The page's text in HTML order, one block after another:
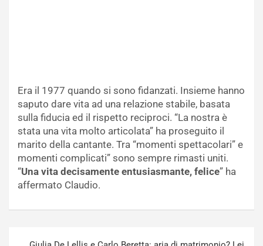
Era il 1977 quando si sono fidanzati. Insieme hanno
saputo dare vita ad una relazione stabile, basata
sulla fiducia ed il rispetto reciproci. “La nostra è
stata una vita molto articolata” ha proseguito il
marito della cantante. Tra “momenti spettacolari” e
momenti complicati” sono sempre rimasti uniti.
“Una vita decisamente entusiasmante, felice” ha
affermato Claudio.